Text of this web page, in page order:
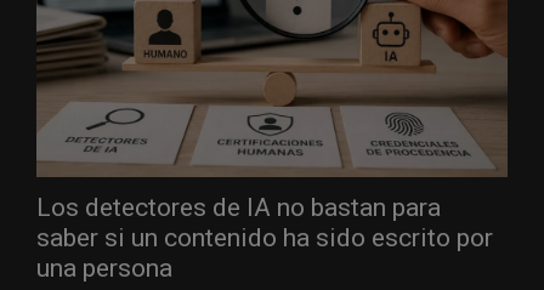
Los detectores de IA no bastan para
saber si un contenido ha sido escrito por
una persona